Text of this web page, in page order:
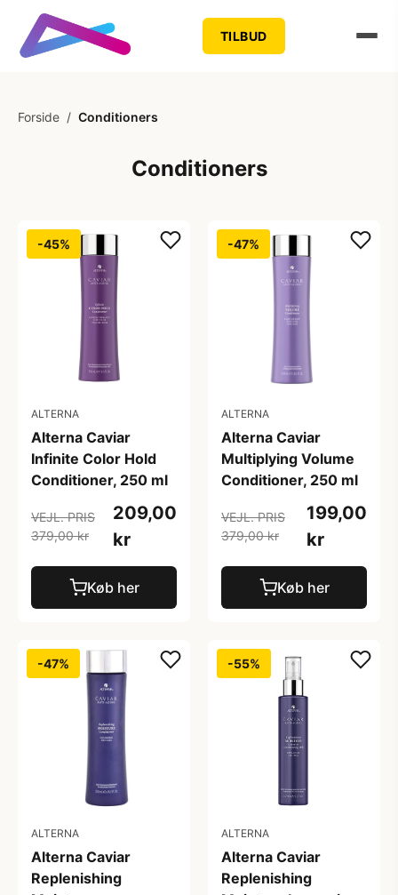
TILBUD
Forside / Conditioners
Conditioners
-45%
ALTERNA
Alterna Caviar
Infinite Color Hold
Conditioner, 250 ml
VEJL. PRIS
379,00 kr
209,00
kr
Køb her
-47%
ALTERNA
Alterna Caviar
Multiplying Volume
Conditioner, 250 ml
VEJL. PRIS
379,00 kr
199,00
kr
Køb her
-47%
ALTERNA
Alterna Caviar
Replenishing
-55%
ALTERNA
Alterna Caviar
Replenishing